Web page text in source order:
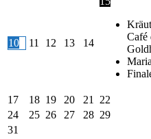
10 11 12 13 14
Café
17 18 19 20 21 22
24
25 26 27 28 29
31